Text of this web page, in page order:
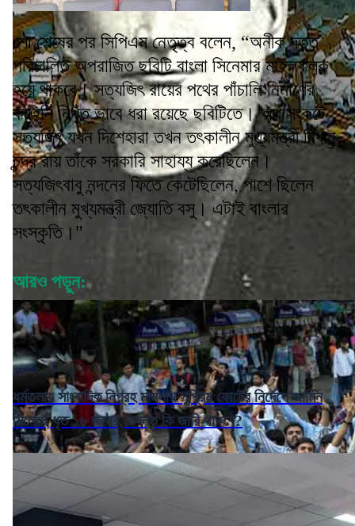
শো শেষের পর সিপিএম নেতৃত্ব বলেন, “অনীক দত্ত
পরিচালিত অপরাজিত ছবিটি বাংলা সিনেমার মাইলফলক
হয়ে থাকবে। সত্যজিৎ রায়ের পথের পাঁচালি নির্মাণের
কাহিনি নিখুঁত ভাবে ধরা রয়েছে ছবিটিতে। অর্থ সংকটে
সত্যজিৎ যখন দিশেহারা তখন তৎকালীন মুখ্যমন্ত্রী বিধান
চন্দ্র রায় তাঁকে সরকারি সাহায্য করেছিলেন।
সত্যজিৎবাবু নন্দনের ফিতে কেটেছিলেন, পাশে ছিলেন
তৎকালীন মুখ্যমন্ত্রী জ্যোতি বসু। এটাই বাংলার
সংস্কৃতি।"
আরও পড়ুন:
ধর্মতলায় সাংবাদিক নিগ্রহ মামলায় সুপ্রিম কোর্টের নির্দেশে জামিন
মিলেছে ধৃত ১৬ জনের, তদন্ত কি জারি থাকবে?